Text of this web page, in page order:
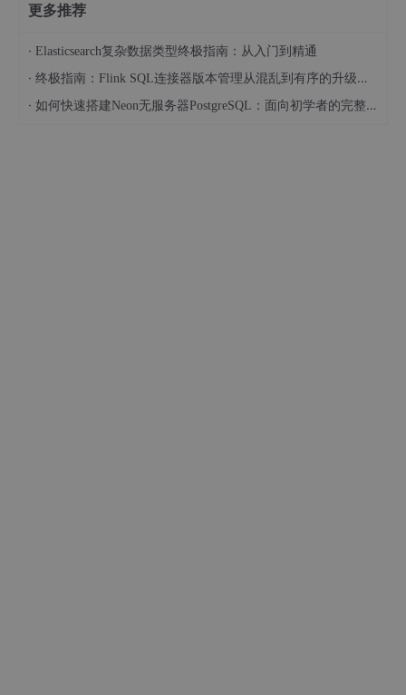
更多推荐
· Elasticsearch复杂数据类型终极指南：从入门到精通
· 终极指南：Flink SQL连接器版本管理从混乱到有序的升级之路
· 如何快速搭建Neon无服务器PostgreSQL：面向初学者的完整指南